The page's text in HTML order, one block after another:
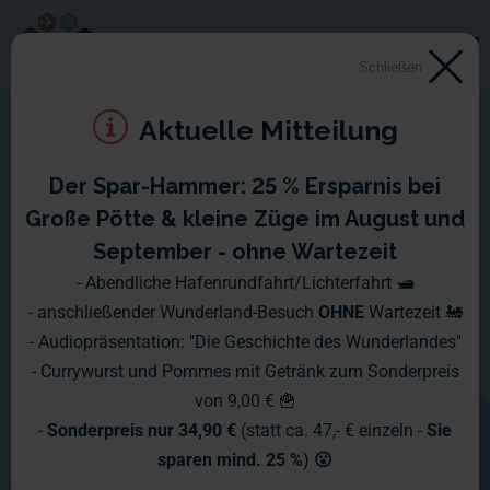
Der Modellbau
Die „Macher“ im Miniatur Wunderland
Ohne sie wäre das Wunderland
ziemlich leer und trist: Die
Modellbauer. Das stetig wachsende
Schließen
Aktuelle Mitteilung
Der Spar-Hammer: 25 % Ersparnis bei
Große Pötte & kleine Züge im August und
September - ohne Wartezeit
- Abendliche Hafenrundfahrt/Lichterfahrt 🛥️
- anschließender Wunderland-Besuch OHNE Wartezeit 🚂
- Audiopräsentation: "Die Geschichte des Wunderlandes"
- Currywurst und Pommes mit Getränk zum Sonderpreis
von 9,00 € 🍟
- Sonderpreis nur 34,90 € (statt ca. 47,- € einzeln - Sie
sparen mind. 25 %) 😮